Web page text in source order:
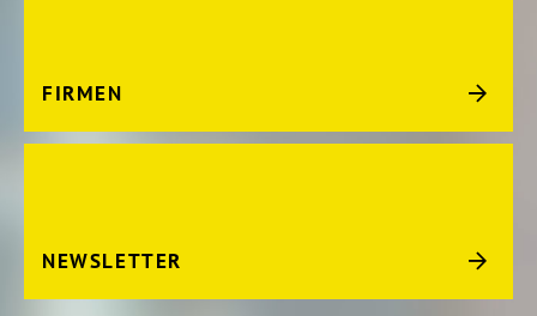
FIRMEN
NEWSLETTER